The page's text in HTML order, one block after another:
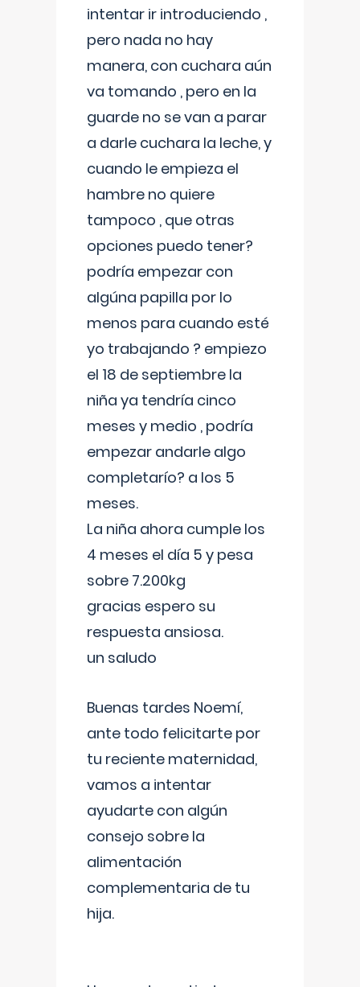
intentar ir introduciendo ,
pero nada no hay
manera, con cuchara aún
va tomando , pero en la
guarde no se van a parar
a darle cuchara la leche, y
cuando le empieza el
hambre no quiere
tampoco , que otras
opciones puedo tener?
podría empezar con
algúna papilla por lo
menos para cuando esté
yo trabajando ? empiezo
el 18 de septiembre la
niña ya tendría cinco
meses y medio , podría
empezar andarle algo
completarío? a los 5
meses.
La niña ahora cumple los
4 meses el día 5 y pesa
sobre 7.200kg
gracias espero su
respuesta ansiosa.
un saludo
Buenas tardes Noemí,
ante todo felicitarte por
tu reciente maternidad,
vamos a intentar
ayudarte con algún
consejo sobre la
alimentación
complementaria de tu
hija.